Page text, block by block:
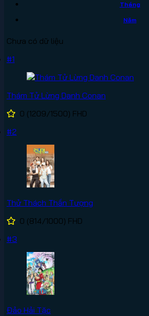
Tháng
Năm
Chưa có dữ liệu
#1
Thám Tử Lừng Danh Conan
0 (1209/1500) FHD
#2
Thử Thách Thần Tượng
0 (814/1000) FHD
#3
Đảo Hải Tặc